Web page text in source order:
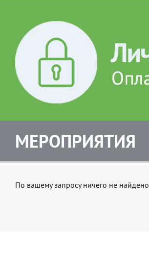
МЕРОПРИЯТИЯ
По вашему запросу ничего не найдено